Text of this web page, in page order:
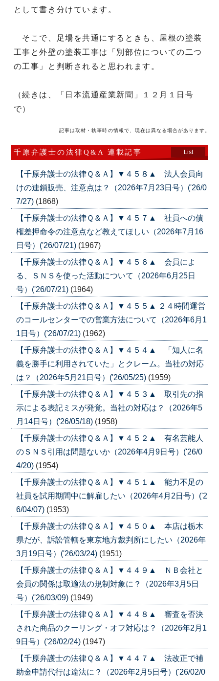
として書き分けています。
そこで、足場を共通にするときも、屋根の塗装
工事と外壁の塗装工事は「別部位についての二つ
の工事」と判断されると思われます。
（続きは、「日本流通産業新聞」１２月１日号
で）
記事は取材・執筆時の情報で、現在は異なる場合があります。
千原弁護士の法律Q&A 連載記事 List
【千原弁護士の法律Ｑ＆Ａ】▼４５８▲ 法人会員向
けの連鎖販売、注意点は？（2026年7月23日号）('26/0
7/27) (1868)
【千原弁護士の法律Ｑ＆Ａ】▼４５７▲ 社員への債
権差押命令の注意点など教えてほしい（2026年7月16
日号）('26/07/21) (1967)
【千原弁護士の法律Ｑ＆Ａ】▼４５６▲ 会員によ
る、ＳＮＳを使った活動について（2026年6月25日
号）('26/07/21) (1964)
【千原弁護士の法律Ｑ＆Ａ】▼４５５▲ ２４時間運営
のコールセンターでの営業方法について（2026年6月1
1日号）('26/07/21) (1962)
【千原弁護士の法律Ｑ＆Ａ】▼４５４▲ 「知人に名
義を勝手に利用されていた」とクレーム。当社の対応
は？（2026年5月21日号）('26/05/25) (1959)
【千原弁護士の法律Ｑ＆Ａ】▼４５３▲ 取引先の指
示による表記ミスが発覚。当社の対応は？（2026年5
月14日号）('26/05/18) (1958)
【千原弁護士の法律Ｑ＆Ａ】▼４５２▲ 有名芸能人
のＳＮＳ引用は問題ないか（2026年4月9日号）('26/0
4/20) (1954)
【千原弁護士の法律Ｑ＆Ａ】▼４５１▲ 能力不足の
社員を試用期間中に解雇したい（2026年4月2日号）('2
6/04/07) (1953)
【千原弁護士の法律Ｑ＆Ａ】▼４５０▲ 本店は栃木
県だが、訴訟管轄を東京地方裁判所にしたい（2026年
3月19日号）('26/03/24) (1951)
【千原弁護士の法律Ｑ＆Ａ】▼４４９▲ ＮＢ会社と
会員の関係は取適法の規制対象に？（2026年3月5日
号）('26/03/09) (1949)
【千原弁護士の法律Ｑ＆Ａ】▼４４８▲ 審査を否決
された商品のクーリング・オフ対応は？（2026年2月1
9日号）('26/02/24) (1947)
【千原弁護士の法律Ｑ＆Ａ】▼４４７▲ 法改正で補
助金申請代行は違法に？（2026年2月5日号）('26/02/0